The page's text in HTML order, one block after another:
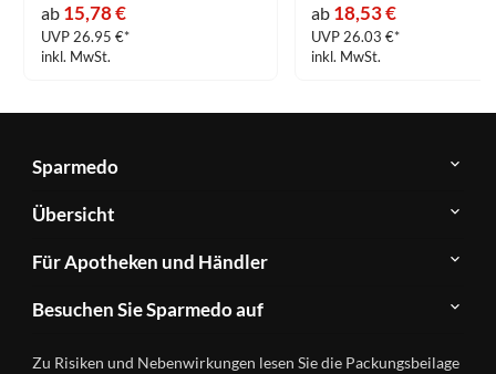
ab 15,78 €
UVP 26.95 €*
inkl. MwSt.
ab 18,53 €
UVP 26.03 €*
inkl. MwSt.
Sparmedo
Über
Sparmedo
FAQ
Kontakt
Datenschutz
Übersicht
Herstellerverzeichnis
Produkte
A-
Ratgeber
Für Apotheken und Händler
&
Händlerlogin
Besuchen Sie Sparmedo auf
Instagram
Zu Risiken und Nebenwirkungen lesen Sie die Packungsbeilage